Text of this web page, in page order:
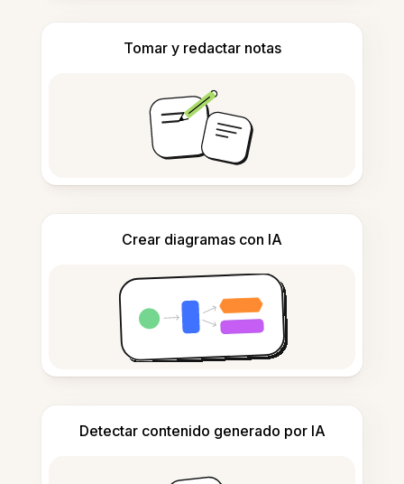
Tomar y redactar notas
Crear diagramas con IA
Detectar contenido generado por IA